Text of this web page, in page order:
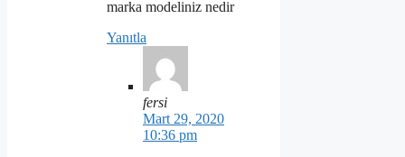
marka modeliniz nedir
Yanıtla
fersi
Mart 29, 2020
10:36 pm